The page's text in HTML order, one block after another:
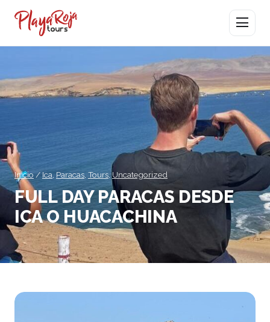
Abrir menú
Inicio/ Ica, Paracas, Tours,Uncategorized
FULL DAY PARACAS DESDE
ICA O HUACACHINA